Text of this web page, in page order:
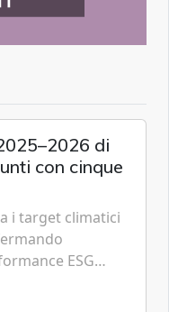
di
con cinque
i target climatici
ESG
e governance